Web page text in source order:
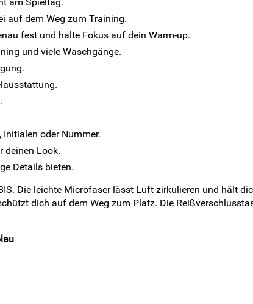
auf dem Weg zum Training.
fest und halte Fokus auf dein Warm-up.
und viele Waschgänge.
oder Nummer.
deinen Look.
Details bieten.
Die leichte Microfaser lässt Luft zirkulieren und hält
dich auf dem Weg zum Platz. Die